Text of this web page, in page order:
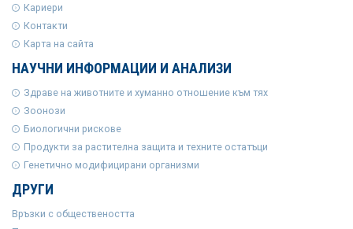
Кариери
Контакти
Карта на сайта
НАУЧНИ ИНФОРМАЦИИ И АНАЛИЗИ
Здраве на животните и хуманно отношение към тях
Зоонози
Биологични рискове
Продукти за растителна защита и техните остатъци
Генетично модифицирани организми
ДРУГИ
Връзки с обществеността